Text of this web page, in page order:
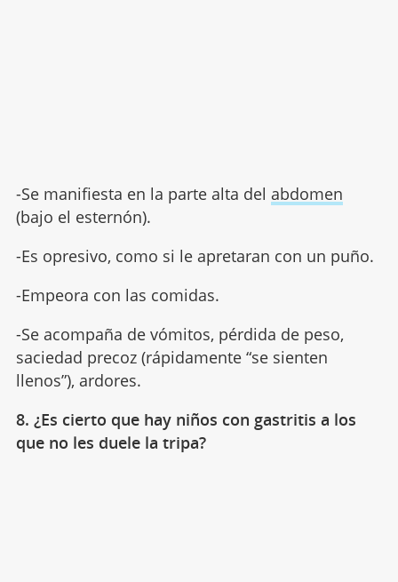
-Se manifiesta en la parte alta del abdomen
(bajo el esternón).
-Es opresivo, como si le apretaran con un puño.
-Empeora con las comidas.
-Se acompaña de vómitos, pérdida de peso,
saciedad precoz (rápidamente “se sienten
llenos”), ardores.
8. ¿Es cierto que hay niños con gastritis a los
que no les duele la tripa?